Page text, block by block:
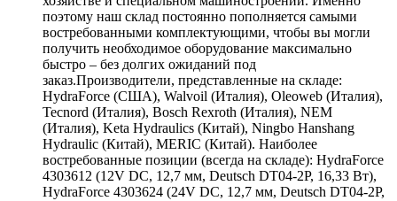
поэтому наш склад постоянно пополняется самыми
востребованными комплектующими, чтобы вы могли
получить необходимое оборудование максимально
быстро – без долгих ожиданий под
заказ.Производители, представленные на складе:
HydraForce (США), Walvoil (Италия), Oleoweb (Италия),
Tecnord (Италия), Bosch Rexroth (Италия), NEM
(Италия), Keta Hydraulics (Китай), Ningbo Hanshang
Hydraulic (Китай), MERIC (Китай). Наиболее
востребованные позиции (всегда на складе): HydraForce
4303612 (12V DC, 12,7 мм, Deutsch DT04-2P, 16,33 Вт),
HydraForce 4303624 (24V DC, 12,7 мм, Deutsch DT04-2P,